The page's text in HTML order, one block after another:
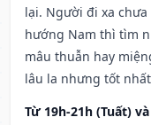
lại. Người đi xa
hướng Nam thì tìm
mâu thuẫn hay
lâu la nhưng tốt
Từ 19h-21h (Tuất)